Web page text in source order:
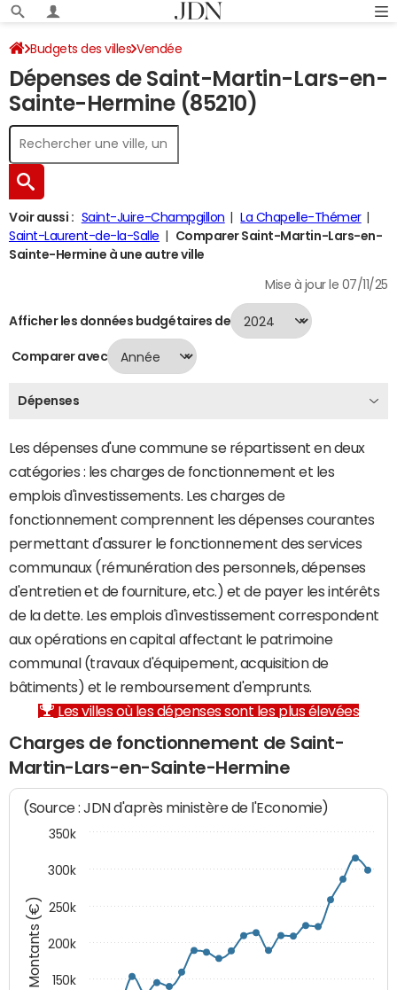
Budgets des villes Vendée
Saint-Martin-Lars-en-Sainte-Hermine Dépenses 2024
Dépenses de Saint-Martin-Lars-en-
Sainte-Hermine (85210)
Voir aussi : Saint-Juire-Champgillon
La Chapelle-Thémer
Saint-Laurent-de-la-Salle
Comparer Saint-Martin-Lars-en-
Sainte-Hermine à une autre ville
Mise à jour le 07/11/25
Afficher les données budgétaires de
Comparer avec
Dépenses
Les dépenses d'une commune se répartissent en deux
catégories : les charges de fonctionnement et les
emplois d'investissements. Les charges de
fonctionnement comprennent les dépenses courantes
permettant d'assurer le fonctionnement des services
communaux (rémunération des personnels, dépenses
d'entretien et de fourniture, etc.) et de payer les intérêts
de la dette. Les emplois d'investissement correspondent
aux opérations en capital affectant le patrimoine
communal (travaux d'équipement, acquisition de
bâtiments) et le remboursement d'emprunts.
Les villes où les dépenses sont les plus élevées
Charges de fonctionnement de Saint-
Martin-Lars-en-Sainte-Hermine
Montants (€)
(Source : JDN d'après ministère de l'Economie)
150k
200k
250k
300k
350k